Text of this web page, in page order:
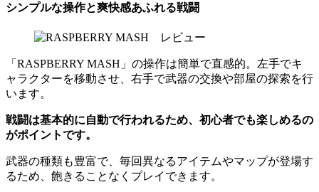
シンプルな操作と爽快感あふれる戦闘
「RASPBERRY MASH」の操作は簡単で直感的。左手でキ
ャラクターを移動させ、右手で武器の交換や部屋の探索を行
います。
戦闘は基本的に自動で行われるため、初心者でも楽しめるの
がポイントです。
武器の種類も豊富で、毎回異なるアイテムやマップが登場す
るため、飽きることなくプレイできます。